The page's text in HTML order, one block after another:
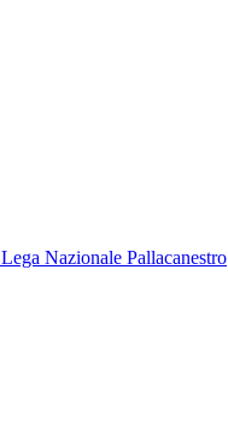
Lega Nazionale Pallacanestro